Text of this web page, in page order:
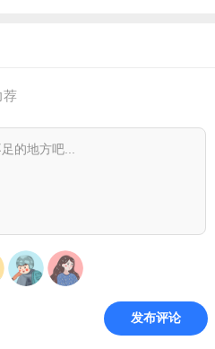
务，对各种搜索问题等进行一
够对整体的页面进行清洁。
荐
发布评论